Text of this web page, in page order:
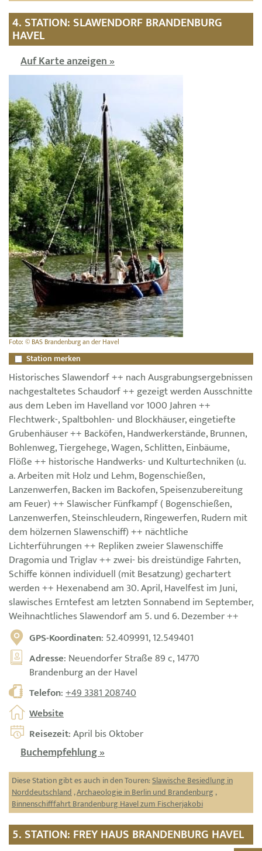
4. STATION: SLAWENDORF BRANDENBURG
HAVEL
Auf Karte anzeigen »
Foto: © BAS Brandenburg an der Havel
Station merken
Historisches Slawendorf ++ nach Ausgrabungsergebnissen
nachgestaltetes Schaudorf ++ gezeigt werden Ausschnitte
aus dem Leben im Havelland vor 1000 Jahren ++
Flechtwerk-, Spaltbohlen- und Blockhäuser, eingetiefte
Grubenhäuser ++ Backöfen, Handwerkerstände, Brunnen,
Bohlenweg, Tiergehege, Wagen, Schlitten, Einbäume,
Flöße ++ historische Handwerks- und Kulturtechniken (u.
a. Arbeiten mit Holz und Lehm, Bogenschießen,
Lanzenwerfen, Backen im Backofen, Speisenzubereitung
am Feuer) ++ Slawischer Fünfkampf ( Bogenschießen,
Lanzenwerfen, Steinschleudern, Ringewerfen, Rudern mit
dem hölzernen Slawenschiff) ++ nächtliche
Lichterführungen ++ Repliken zweier Slawenschiffe
Dragomia und Triglav ++ zwei- bis dreistündige Fahrten,
Schiffe können individuell (mit Besatzung) gechartert
werden ++ Hexenabend am 30. April, Havelfest im Juni,
slawisches Erntefest am letzten Sonnabend im September,
Weihnachtliches Slawendorf am 5. und 6. Dezember ++
GPS-Koordinaten: 52.409991, 12.549401
Adresse: Neuendorfer Straße 89 c, 14770
Brandenburg an der Havel
Telefon:+49 3381 208740
Website
Reisezeit: April bis Oktober
Buchempfehlung »
Diese Station gibt es auch in den Touren:Slawische Besiedlung in
Norddeutschland,Archaeologie in Berlin und Brandenburg ,
Binnenschifffahrt Brandenburg Havel zum Fischerjakobi
5. STATION: FREY HAUS BRANDENBURG HAVEL